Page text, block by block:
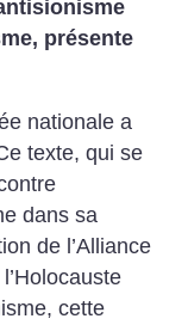
présente
nationale a
texte, qui se
dans sa
de l’Alliance
cette